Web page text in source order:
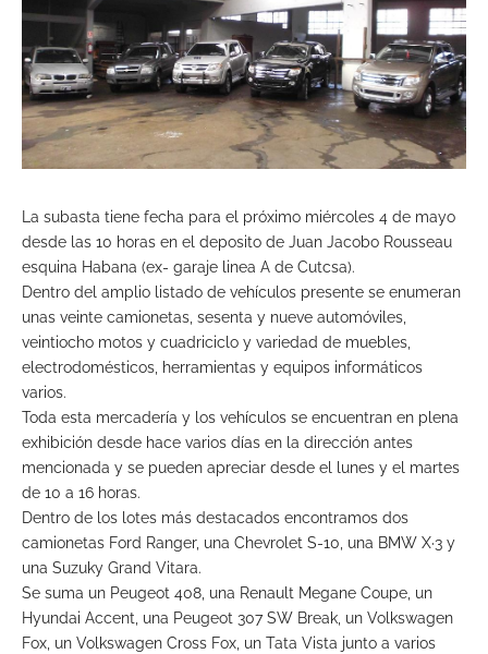
La subasta tiene fecha para el próximo miércoles 4 de mayo
desde las 10 horas en el deposito de Juan Jacobo Rousseau
esquina Habana (ex- garaje linea A de Cutcsa).
Dentro del amplio listado de vehículos presente se enumeran
unas veinte camionetas, sesenta y nueve automóviles,
veintiocho motos y cuadriciclo y variedad de muebles,
electrodomésticos, herramientas y equipos informáticos
varios.
Toda esta mercadería y los vehículos se encuentran en plena
exhibición desde hace varios días en la dirección antes
mencionada y se pueden apreciar desde el lunes y el martes
de 10 a 16 horas.
Dentro de los lotes más destacados encontramos dos
camionetas Ford Ranger, una Chevrolet S-10, una BMW X·3 y
una Suzuky Grand Vitara.
Se suma un Peugeot 408, una Renault Megane Coupe, un
Hyundai Accent, una Peugeot 307 SW Break, un Volkswagen
Fox, un Volkswagen Cross Fox, un Tata Vista junto a varios